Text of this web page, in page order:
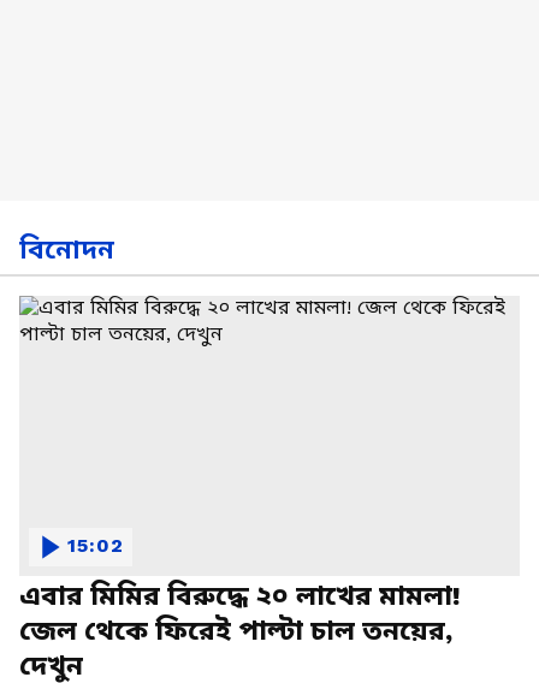
বিনোদন
এবার মিমির বিরুদ্ধে ২০ লাখের মামলা!
জেল থেকে ফিরেই পাল্টা চাল তনয়ের,
দেখুন
15:02